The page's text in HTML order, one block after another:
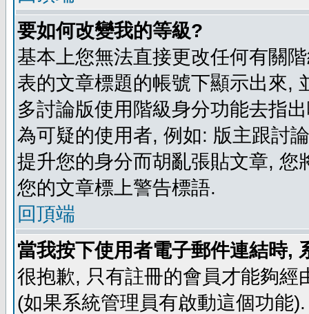
要如何改變我的等級?
基本上您無法直接更改任何有關
表的文章標題的帳號下顯示出來,
多討論版使用階級身分功能去指
為可疑的使用者, 例如: 版主跟討
提升您的身分而胡亂張貼文章,
您的文章標上警告標語.
回頂端
當我按下使用者電子郵件連結時,
很抱歉, 只有註冊的會員才能夠
(如果系統管理員有啟動這個功能